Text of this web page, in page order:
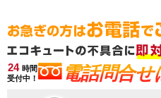
24 時間
受付中！
電話問合